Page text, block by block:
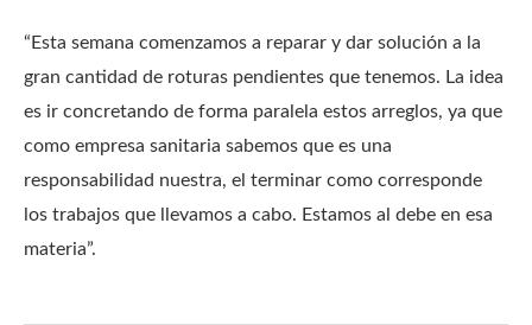
“Esta semana comenzamos a reparar y dar solución a la
gran cantidad de roturas pendientes que tenemos. La idea
es ir concretando de forma paralela estos arreglos, ya que
como empresa sanitaria sabemos que es una
responsabilidad nuestra, el terminar como corresponde
los trabajos que llevamos a cabo. Estamos al debe en esa
materia”.